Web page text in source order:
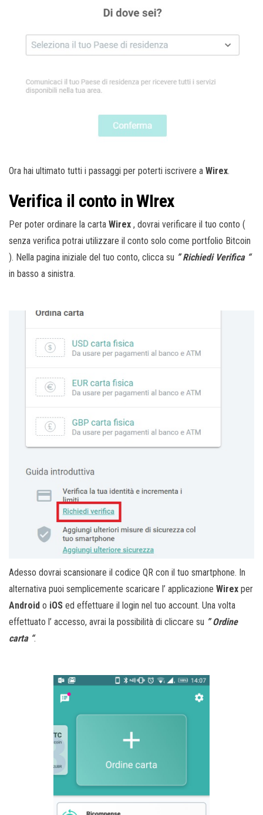
Ora hai ultimato tutti i passaggi per poterti iscrivere a Wirex.
Verifica il conto in WIrex
Per poter ordinare la carta Wirex , dovrai verificare il tuo conto (
senza verifica potrai utilizzare il conto solo come portfolio Bitcoin
). Nella pagina iniziale del tuo conto, clicca su ” Richiedi Verifica “
in basso a sinistra.
Adesso dovrai scansionare il codice QR con il tuo smartphone. In
alternativa puoi semplicemente scaricare l’ applicazione Wirex per
Android o iOS ed effettuare il login nel tuo account. Una volta
effettuato l’ accesso, avrai la possibilità di cliccare su ” Ordine
carta “.